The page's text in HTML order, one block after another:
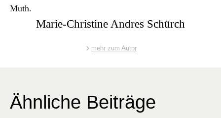
Muth.
Marie-Christine Andres Schürch
mehr zum Autor
Ähnliche Beiträge